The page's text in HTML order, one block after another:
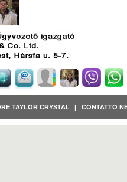
TAYLOR CRYSTAL CONTATTO